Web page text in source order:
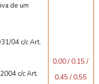
de um
04 c/c Art.
c/c Art.
0,00 / 0,15 /
0,45 / 0,55